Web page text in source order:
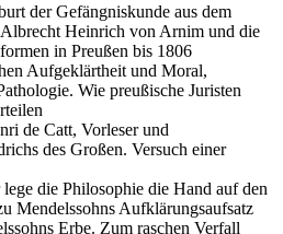
der Gefängniskunde aus dem
Heinrich von Arnim und die
in Preußen bis 1806
Aufgeklärtheit und Moral,
Wie preußische Juristen
de Catt, Vorleser und
des Großen. Versuch einer
die Philosophie die Hand auf den
Mendelssohns Aufklärungsaufsatz
Erbe. Zum raschen Verfall